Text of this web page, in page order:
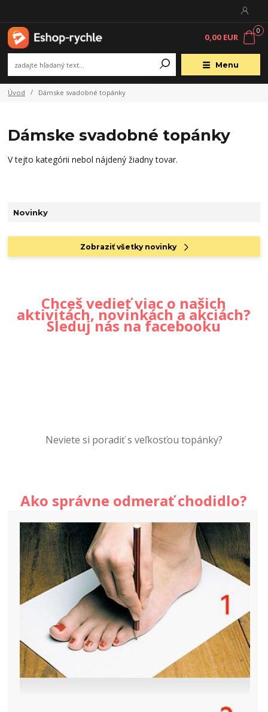
Menu
0
0,00 EUR
Úvod Dámske svadobné topánky
Dámske svadobné topánky
V tejto kategórii nebol nájdený žiadny tovar.
Novinky
Zobraziť všetky novinky
Chceš vedieť viac o našich
aktivitách, novinkách a akciách?
Sleduj nás na facebooku
Neviete si poradiť s veľkosťou topánky?
Ako správne odmerať chodidlo?